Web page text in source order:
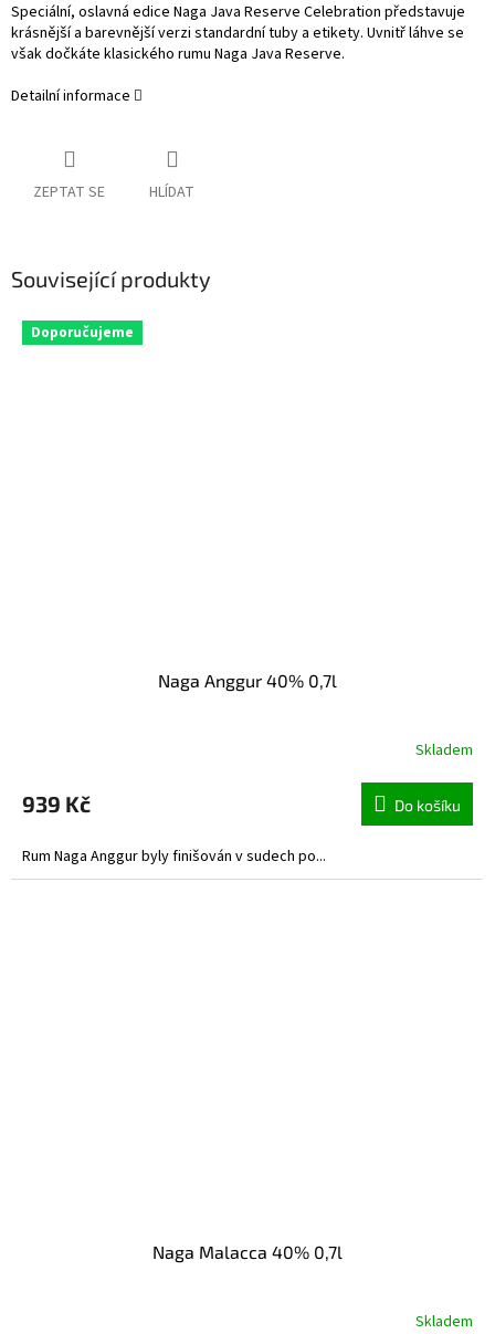
Speciální, oslavná edice Naga Java Reserve Celebration představuje
krásnější a barevnější verzi standardní tuby a etikety. Uvnitř láhve se
však dočkáte klasického rumu Naga Java Reserve.
Detailní informace
ZEPTAT SE HLÍDAT
Související produkty
Doporučujeme
Naga Anggur 40% 0,7l
Skladem
939 Kč Do košíku
Rum Naga Anggur byly finišován v sudech po...
Naga Malacca 40% 0,7l
Skladem